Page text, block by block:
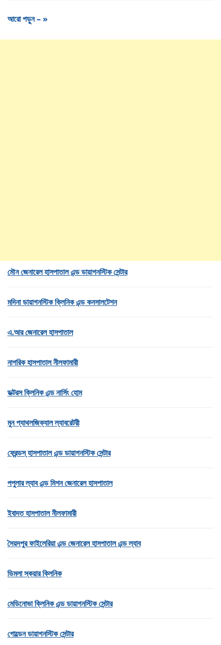
আরো পড়ুন – »
মৌন জেনারেল হাসপাতাল এন্ড ডায়াগনস্টিক সেন্টার
মদিনা ডায়াগনস্টিক ক্লিনিক এন্ড কনসালটেশন
এ.আর জেনারেল হাসপাতাল
নাগরিক হাসপাতাল নীলফামারী
ডক্টরস ক্লিনিক এন্ড নার্সিং হোম
মুন প্যাথলজিক্যাল ল্যাবরেটরী
ফ্রেন্ডস্ হাসপাতাল এন্ড ডায়াগনস্টিক সেন্টার
পপুলার ল্যাব এন্ড মিশন জেনারেল হাসপাতাল
ইবাদত হাসপাতাল নীলফামারী
সৈয়দপুর ফাইলেরিয়া এন্ড জেনারেল হাসপাতাল এন্ড ল্যাব
ডিমলা স্কয়ার ক্লিনিক
মেডিনোভা ক্লিনিক এন্ড ডায়াগনস্টিক সেন্টার
গোল্ডেন ডায়াগনস্টিক সেন্টার